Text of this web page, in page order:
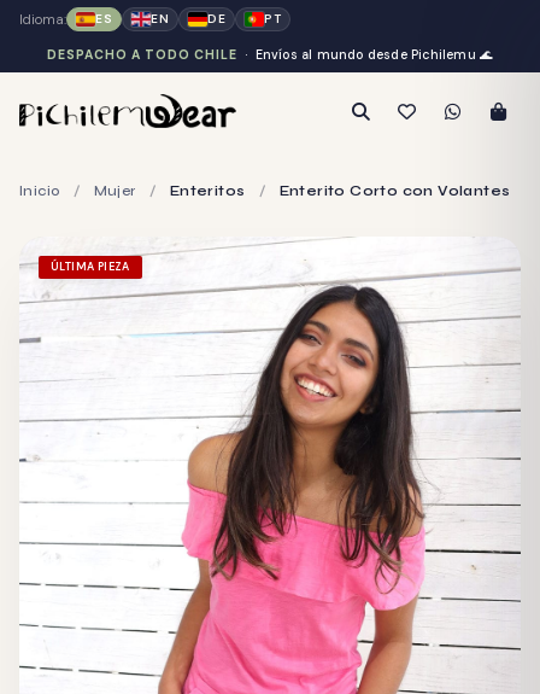
Idioma: ES EN DE PT
DESPACHO A TODO CHILE · Envíos al mundo desde Pichilemu🌊
Inicio / Mujer / Enteritos / Enterito Corto con Volantes
ÚLTIMA PIEZA